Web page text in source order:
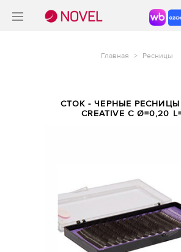
Главная > Ресницы
СТОК - ЧЕРНЫЕ РЕСНИЦЫ
CREATIVE С Ø=0,20